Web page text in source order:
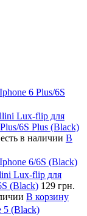
6 Plus/6S
Lux-flip для
6S Plus (Black)
в наличии В
6/6S (Black)
Lux-flip для
(Black) 129 грн.
В корзину
5 (Black)